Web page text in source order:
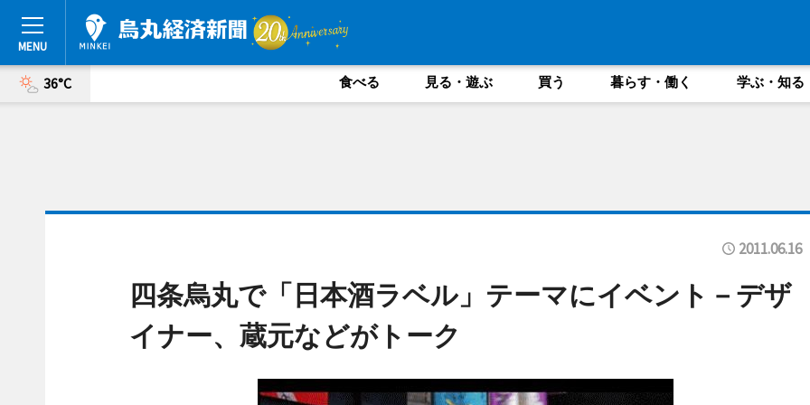
36°C 食べる 見る・遊ぶ 買う 暮らす・働く 学ぶ・知る
2011.06.16
四条烏丸で「日本酒ラベル」テーマにイベント－デザ
イナー、蔵元などがトーク